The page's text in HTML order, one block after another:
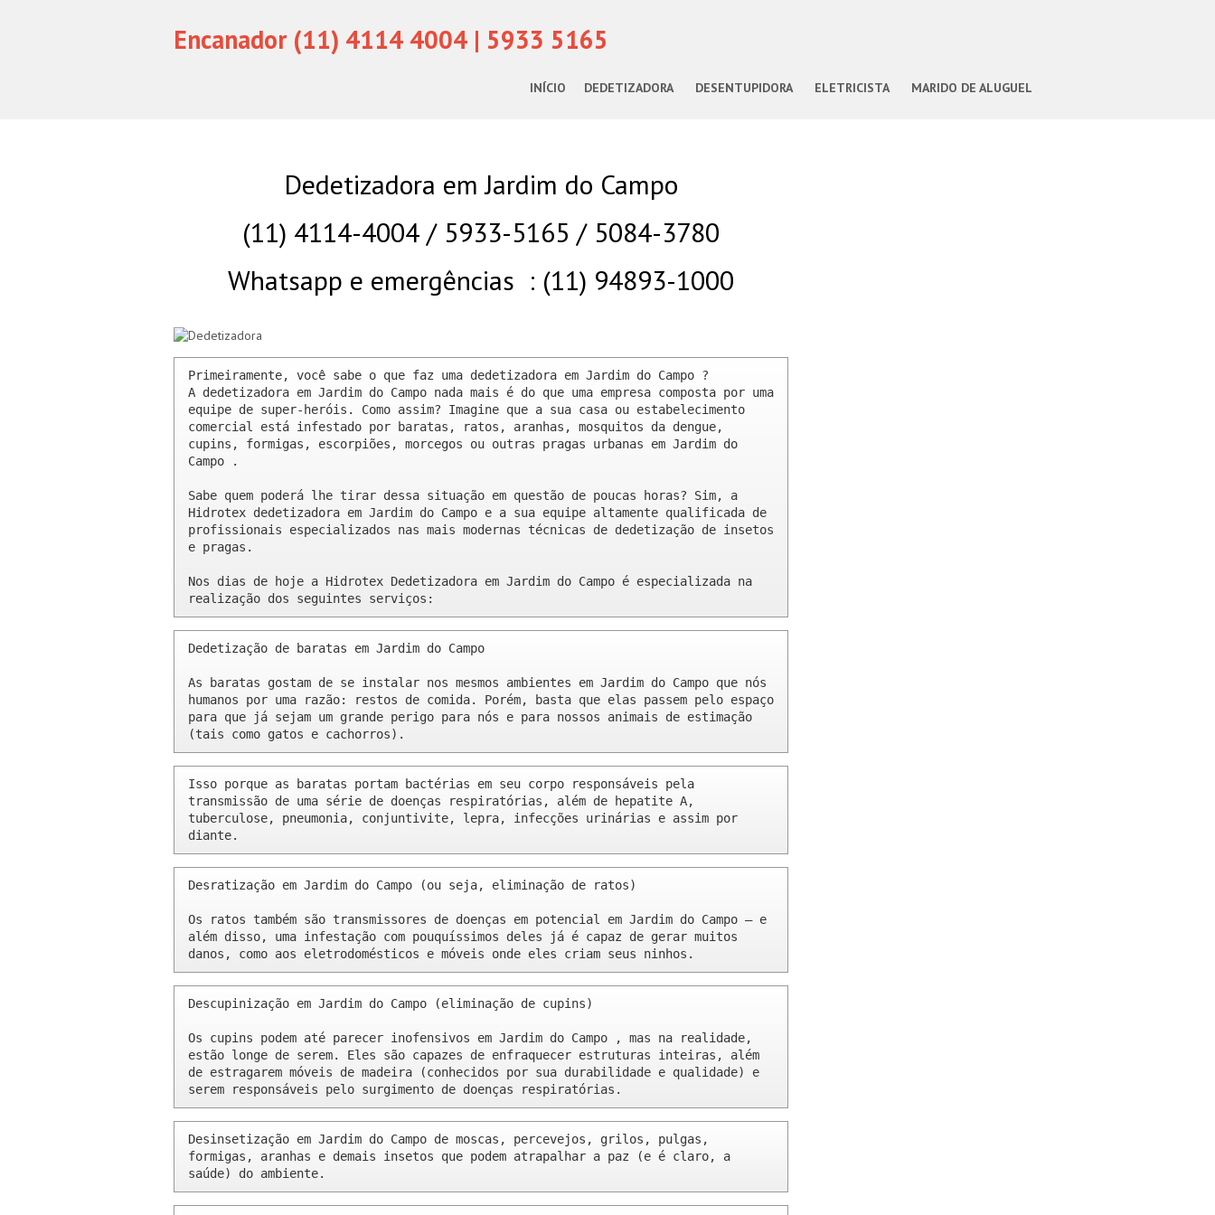
Encanador (11) 4114 4004 | 5933 5165
INÍCIO DEDETIZADORA DESENTUPIDORA ELETRICISTA MARIDO DE ALUGUEL
Dedetizadora em Jardim do Campo
(11) 4114-4004 / 5933-5165 / 5084-3780
Whatsapp e emergências : (11) 94893-1000
Primeiramente, você sabe o que faz uma dedetizadora em Jardim do Campo ?
A dedetizadora em Jardim do Campo nada mais é do que uma empresa composta por uma
equipe de super-heróis. Como assim? Imagine que a sua casa ou estabelecimento
comercial está infestado por baratas, ratos, aranhas, mosquitos da dengue,
cupins, formigas, escorpiões, morcegos ou outras pragas urbanas em Jardim do
Campo .
Sabe quem poderá lhe tirar dessa situação em questão de poucas horas? Sim, a
Hidrotex dedetizadora em Jardim do Campo e a sua equipe altamente qualificada de
profissionais especializados nas mais modernas técnicas de dedetização de insetos
e pragas.
Nos dias de hoje a Hidrotex Dedetizadora em Jardim do Campo é especializada na
realização dos seguintes serviços:
Dedetização de baratas em Jardim do Campo
As baratas gostam de se instalar nos mesmos ambientes em Jardim do Campo que nós
humanos por uma razão: restos de comida. Porém, basta que elas passem pelo espaço
para que já sejam um grande perigo para nós e para nossos animais de estimação
(tais como gatos e cachorros).
Isso porque as baratas portam bactérias em seu corpo responsáveis pela
transmissão de uma série de doenças respiratórias, além de hepatite A,
tuberculose, pneumonia, conjuntivite, lepra, infecções urinárias e assim por
diante.
Desratização em Jardim do Campo (ou seja, eliminação de ratos)
Os ratos também são transmissores de doenças em potencial em Jardim do Campo – e
além disso, uma infestação com pouquíssimos deles já é capaz de gerar muitos
danos, como aos eletrodomésticos e móveis onde eles criam seus ninhos.
Descupinização em Jardim do Campo (eliminação de cupins)
Os cupins podem até parecer inofensivos em Jardim do Campo , mas na realidade,
estão longe de serem. Eles são capazes de enfraquecer estruturas inteiras, além
de estragarem móveis de madeira (conhecidos por sua durabilidade e qualidade) e
serem responsáveis pelo surgimento de doenças respiratórias.
Desinsetização em Jardim do Campo de moscas, percevejos, grilos, pulgas,
formigas, aranhas e demais insetos que podem atrapalhar a paz (e é claro, a
saúde) do ambiente.